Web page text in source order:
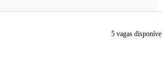
5 vagas